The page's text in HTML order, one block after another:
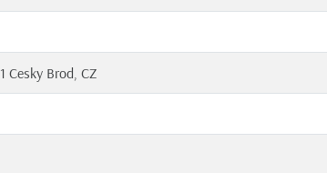
Cesky Brod, CZ